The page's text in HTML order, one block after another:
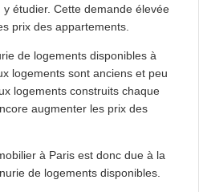
étudier. Cette demande élevée
prix des appartements.
de logements disponibles à
logements sont anciens et peu
logements construits chaque
augmenter les prix des
à Paris est donc due à la
de logements disponibles.